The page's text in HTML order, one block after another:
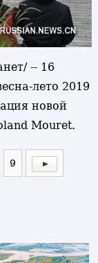
-- 16
лето 2019
новой
Mouret.
9